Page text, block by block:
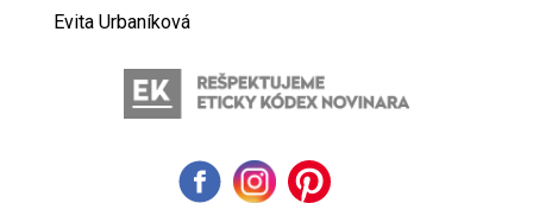
Evita Urbaníková